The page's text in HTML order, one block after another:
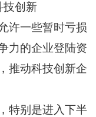
创新
一些暂时亏损
力的企业登陆资
推动科技创新企
别是进入下半